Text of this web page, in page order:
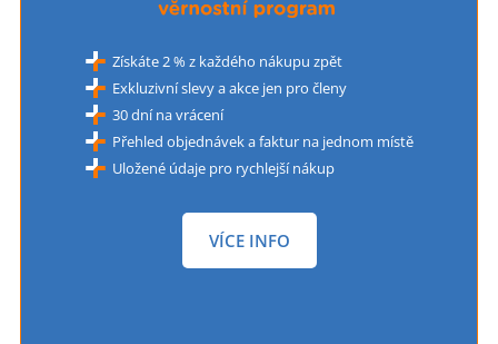
Získáte 2 % z každého nákupu zpět
Exkluzivní slevy a akce jen pro členy
30 dní na vrácení
Přehled objednávek a faktur na jednom místě
Uložené údaje pro rychlejší nákup
VÍCE INFO